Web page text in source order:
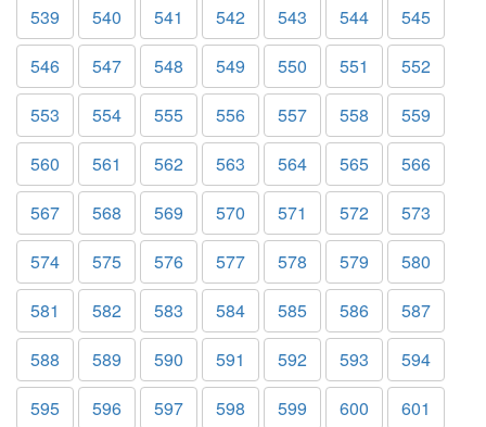
539
540 541 542 543 544
545
546
547 548 549 550 551
552
553
554 555 556 557 558
559
560
561 562 563 564 565
566
567
568 569 570 571 572
573
574
575 576 577 578 579
580
581
582 583 584 585 586
587
588
589 590 591 592 593
594
595
596 597 598 599 600
601